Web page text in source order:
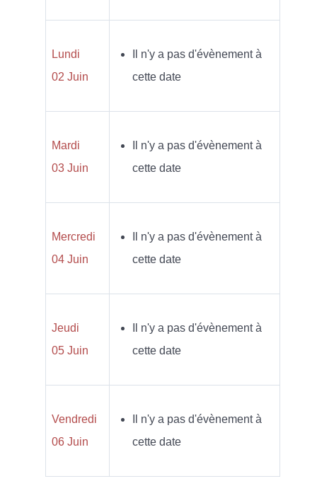
Lundi
02 Juin
Il n'y a pas d'évènement à
cette date
Mardi
03 Juin
Il n'y a pas d'évènement à
cette date
Mercredi
04 Juin
Il n'y a pas d'évènement à
cette date
Jeudi
05 Juin
Il n'y a pas d'évènement à
cette date
Vendredi
06 Juin
Il n'y a pas d'évènement à
cette date